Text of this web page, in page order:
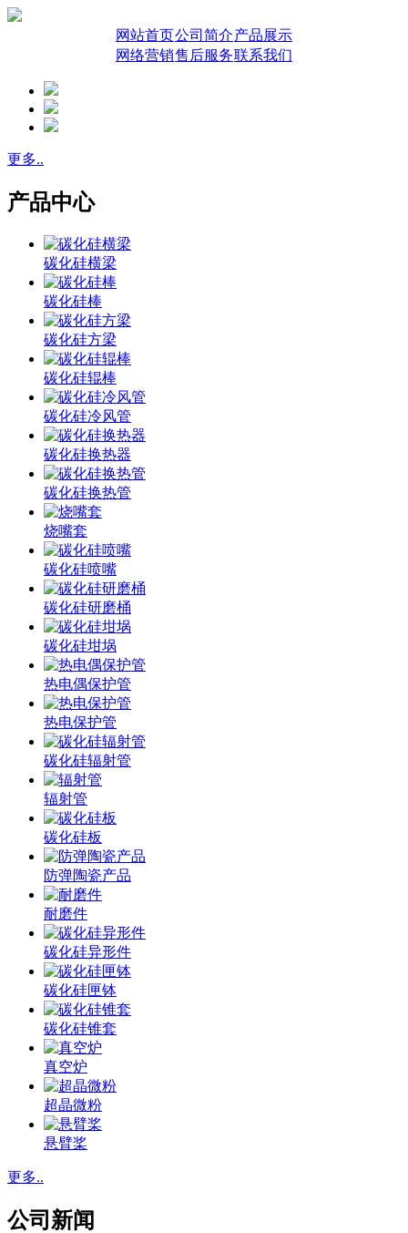
网站首页公司简介产品展示
网络营销售后服务联系我们
更多..
产品中心
碳化硅横梁
碳化硅棒
碳化硅方梁
碳化硅辊棒
碳化硅冷风管
碳化硅换热器
碳化硅换热管
烧嘴套
碳化硅喷嘴
碳化硅研磨桶
碳化硅坩埚
热电偶保护管
热电保护管
碳化硅辐射管
辐射管
碳化硅板
防弹陶瓷产品
耐磨件
碳化硅异形件
碳化硅匣钵
碳化硅锥套
真空炉
超晶微粉
悬臂桨
更多..
公司新闻